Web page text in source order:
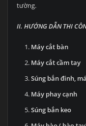
tường.
II. HƯỚNG DẪN THI
Máy cắt bàn
Máy cắt cầm tay
Súng bắn đinh,
Máy phay cạnh
Súng bắn keo